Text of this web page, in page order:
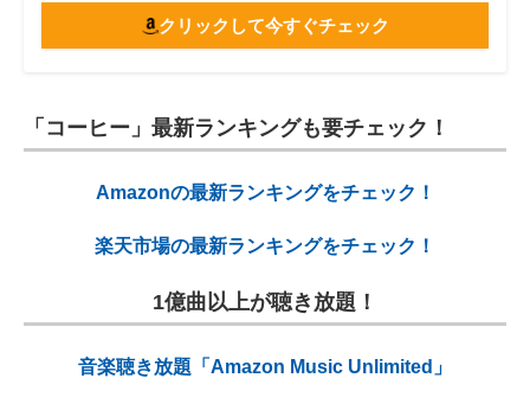
クリックして今すぐチェック
「コーヒー」最新ランキングも要チェック！
Amazonの最新ランキングをチェック！
楽天市場の最新ランキングをチェック！
1億曲以上が聴き放題！
音楽聴き放題「Amazon Music Unlimited」